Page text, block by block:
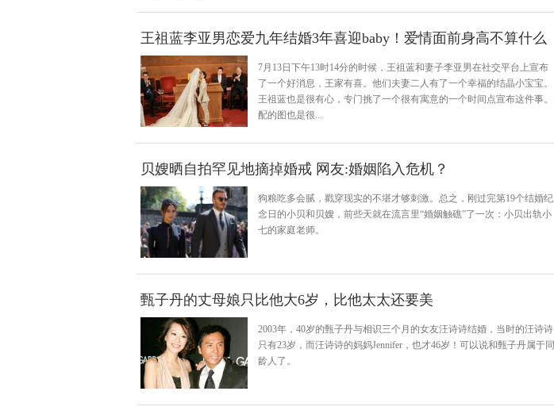
王祖蓝李亚男恋爱九年结婚3年喜迎baby！爱情面前身高不算什么
7月13日下午13时14分的时候，王祖蓝和妻子李亚男在社交平台上宣布
了一个好消息，王家有喜。他们夫妻二人有了一个幸福的结晶小宝宝。
王祖蓝也是很有心，专门挑了一个很有寓意的一个时间点宣布这件事。
配的图也是很...
贝嫂晒自拍罕见地摘掉婚戒 网友:婚姻陷入危机？
狗粮吃多会腻，戳穿现实的不堪才够刺激。总之，刚过完第19个结婚纪
念日的小贝和贝嫂，前些天就在流言里“婚姻触礁”了一次：小贝出轨小
七的家庭老师。
甄子丹的丈母娘只比他大6岁，比他太太还要美
2003年，40岁的甄子丹与相识三个月的女友汪诗诗结婚，当时的汪诗诗
只有23岁，而汪诗诗的妈妈Jennifer，也才46岁！可以说和甄子丹属于同
龄人了。